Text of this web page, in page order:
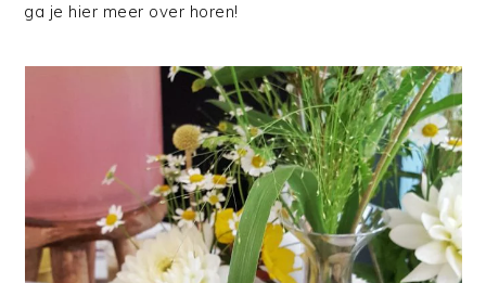
ga je hier meer over horen!